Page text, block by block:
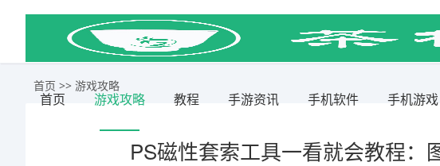
首页 游戏攻略 教程 手游资讯 手机软件 手机游戏
首页 >> 游戏攻略
PS磁性套索工具一看就会教程：